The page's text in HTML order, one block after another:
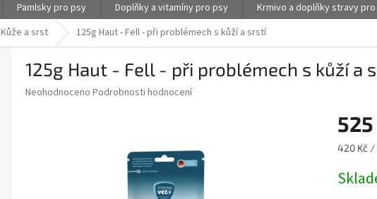
Pamlsky pro psy Doplňky a vitamíny pro psy Krmivo a doplňky stravy
Kůže a srst 125g Haut - Fell - při problémech s kůží a srstí
125g Haut - Fell - při problémech s kůží a
Průměrné
Neohodnoceno Podrobnosti hodnocení
525
Měrná
420 Kč /